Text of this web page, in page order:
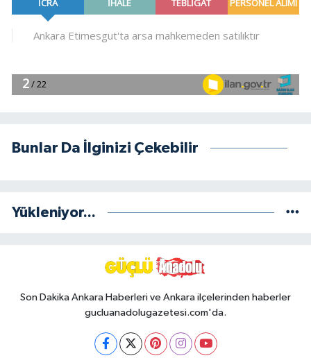
Bunlar Da İlginizi Çekebilir
Yükleniyor...
Son Dakika Ankara Haberleri ve Ankara ilçelerinden haberler
gucluanadolugazetesi.com'da.